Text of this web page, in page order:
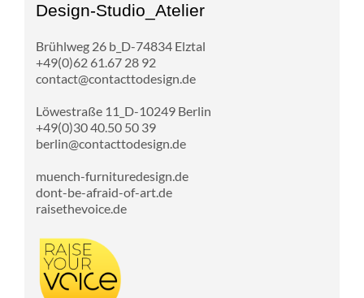
Design-Studio_Atelier
Brühlweg 26 b_D-74834 Elztal
+49(0)62 61.67 28 92
contact@contacttodesign.de
Löwestraße 11_D-10249 Berlin
+49(0)30 40.50 50 39
berlin@contacttodesign.de
muench-furnituredesign.de
dont-be-afraid-of-art.de
raisethevoice.de